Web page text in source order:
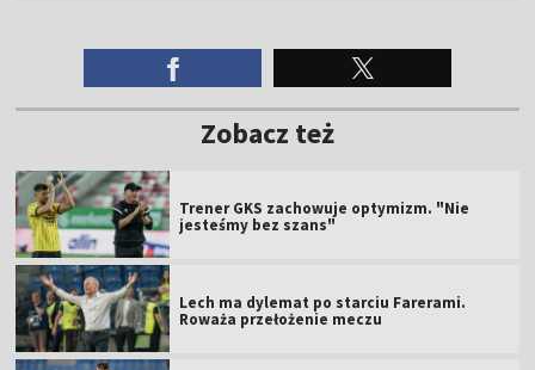
Zobacz też
Trener GKS zachowuje optymizm. "Nie
jesteśmy bez szans"
Lech ma dylemat po starciu Farerami.
Roważa przełożenie meczu